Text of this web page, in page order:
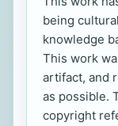
being
knowledge
This work
artifact, and
as possible.
copyright